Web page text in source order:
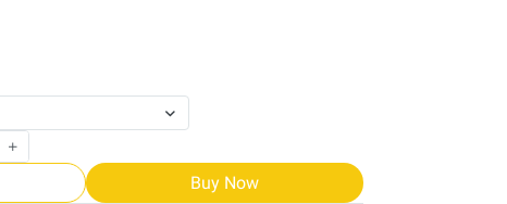
Buy Now